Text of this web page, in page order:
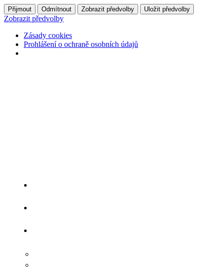
Přijmout Odmítnout Zobrazit předvolby Uložit předvolby
Zobrazit předvolby
Zásady cookies
Prohlášení o ochraně osobních údajů